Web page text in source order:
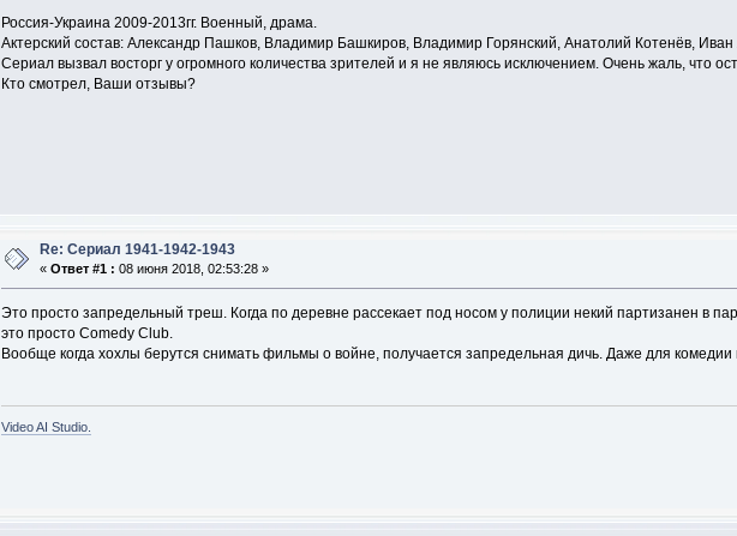
Россия-Украина 2009-2013гг. Военный, драма.
Актерский состав: Александр Пашков, Владимир Башкиров, Владимир Горянский, Анатолий Котенёв,
Сериал вызвал восторг у огромного количества зрителей и я не являюсь исключением. Очень жаль, что
Кто смотрел, Ваши отзывы?
Re: Сериал 1941-1942-1943
«Ответ #1 : 08 июня 2018, 02:53:28 »
Это просто запредельный треш. Когда по деревне рассекает под носом у полиции некий партизанен в
это просто Comedy Club.
Вообще когда хохлы берутся снимать фильмы о войне, получается запредельная дичь. Даже для комедии
Video AI Studio.